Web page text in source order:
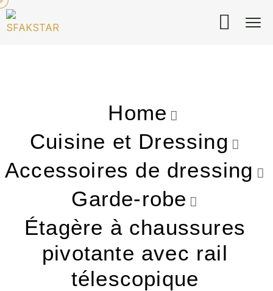
Home
Cuisine et Dressing
Accessoires de dressing
Garde-robe
Étagère à chaussures
pivotante avec rail
télescopique